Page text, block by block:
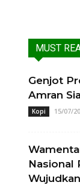
MUST
Genjot
Amran
Kopi 15/07/
Nasional